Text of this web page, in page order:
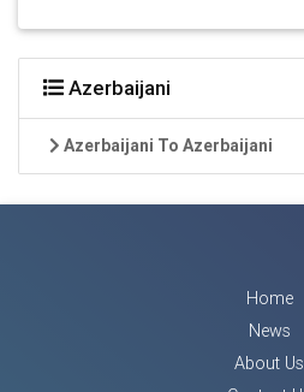
Azerbaijani
Azerbaijani To Azerbaijani
Home
News
About Us